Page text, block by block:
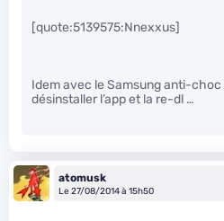
[quote:5139575:Nnexxus]
Idem avec le Samsung anti-choc
désinstaller l’app et la re-dl …
atomusk
Le 27/08/2014 à 15h50